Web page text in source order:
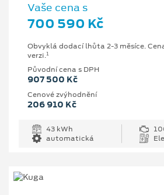
Vaše cena s
700 590 Kč
Obvyklá dodací lhůta 2-3 měsíce.
verzi.1
Původní cena s DPH
907 500 Kč
Cenové zvýhodnění
206 910 Kč
43 kWh
automatická